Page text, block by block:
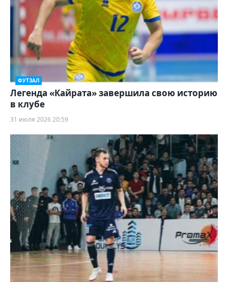
ФУТЗАЛ
Легенда «Кайрата» завершила свою историю
в клубе
31 июля 2026 20:59